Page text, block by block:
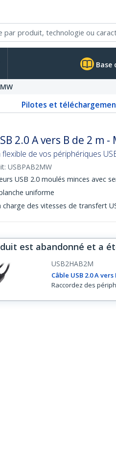
Base
Pilotes et
2.0 A vers B de 2 m -
de vos périphériques
USBPAB2MW
USB 2.0 moulés minces avec
uniforme
charge des vitesses de transfert
est abandonné et a
USB2HAB2M
Câble USB 2.0 A
Raccordez des